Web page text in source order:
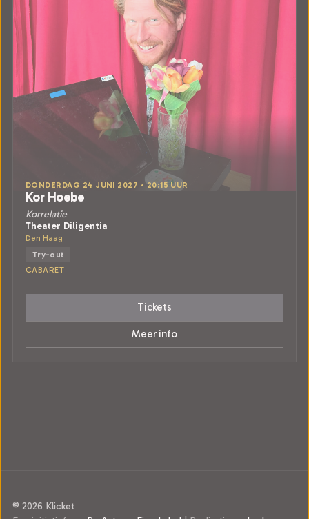
DONDERDAG 24 JUNI 2027 • 20:15 UUR
Kor Hoebe
Korrelatie
Theater Diligentia
Den Haag
Try-out
CABARET
Tickets
Meer info
© 2026 Klicket